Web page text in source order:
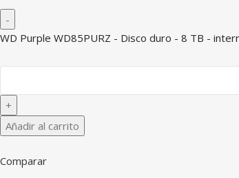
WD Purple WD85PURZ - Disco duro - 8 TB -
Añadir al carrito
Comparar